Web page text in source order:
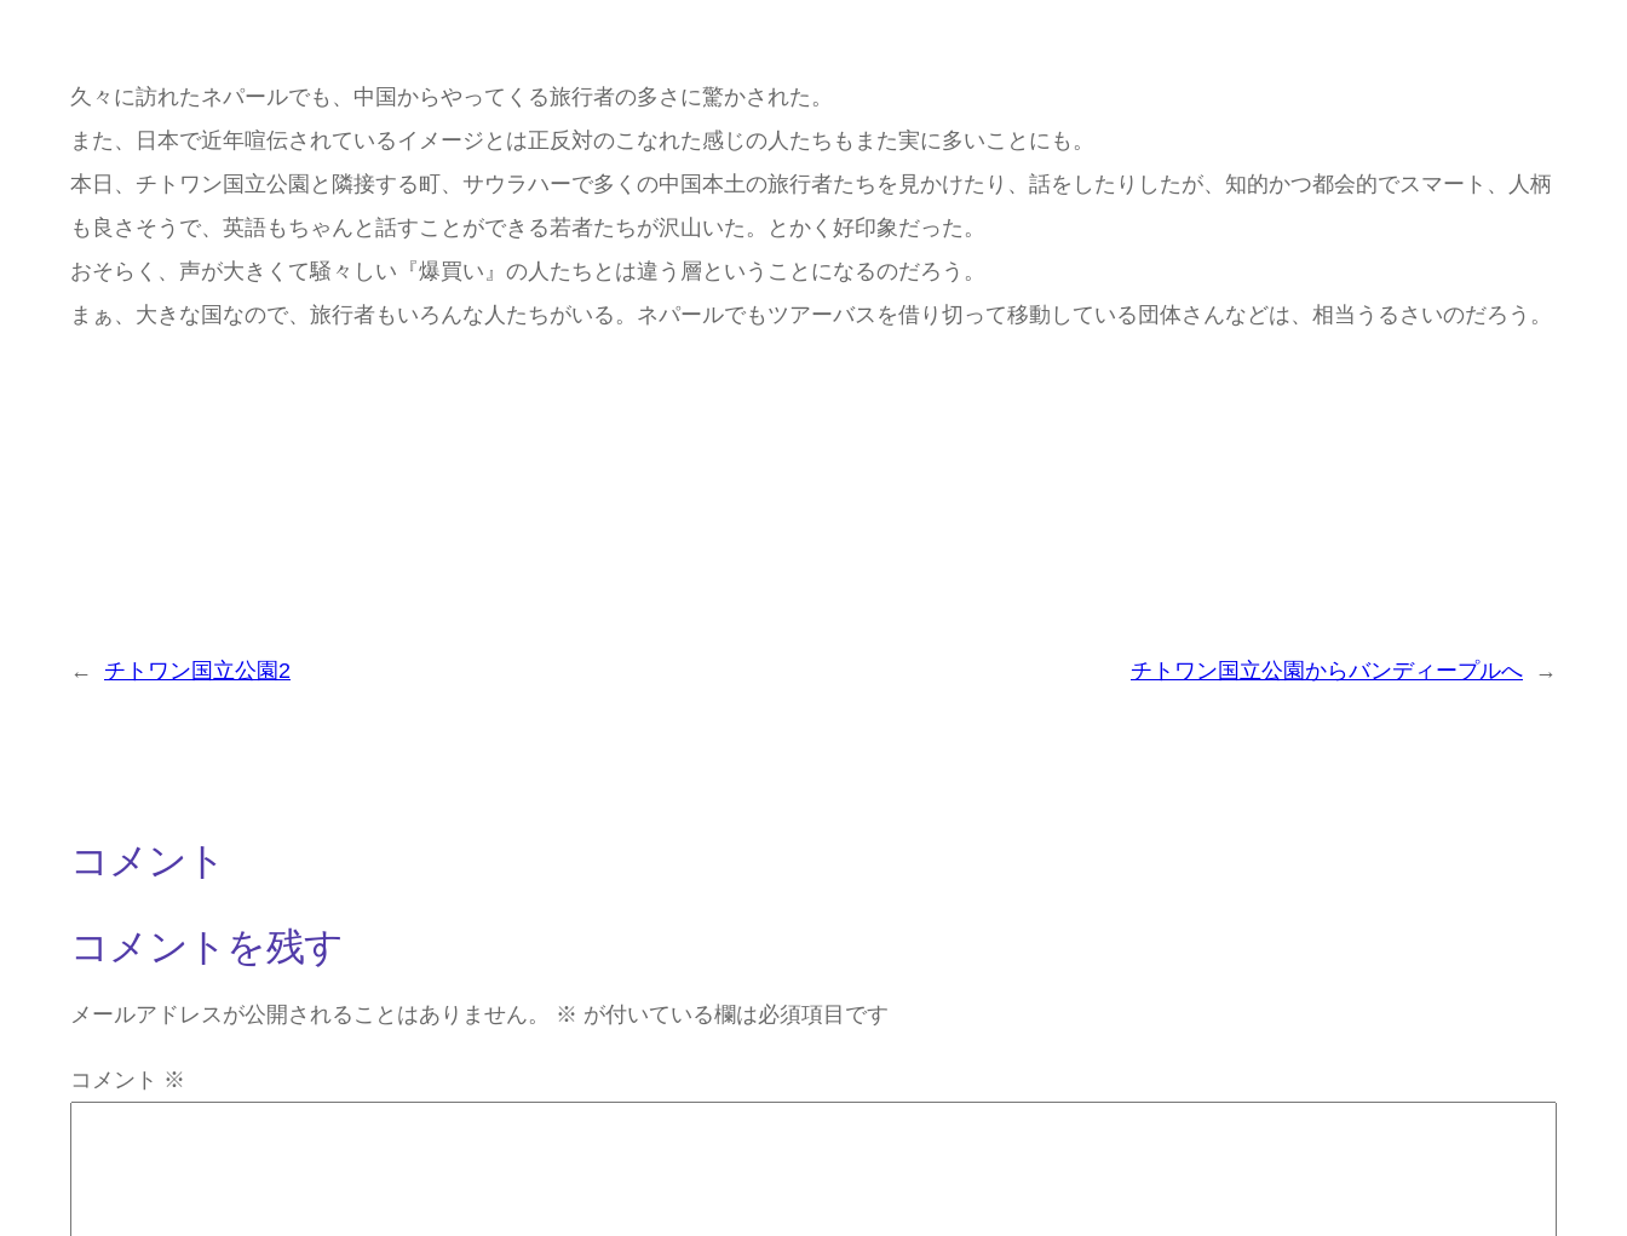
久々に訪れたネパールでも、中国からやってくる旅行者の多さに驚かされた。
また、日本で近年喧伝されているイメージとは正反対のこなれた感じの人たちもまた実に多いことにも。
本日、チトワン国立公園と隣接する町、サウラハーで多くの中国本土の旅行者たちを見かけたり、話をしたりしたが、知的かつ都会的でスマート、人柄
も良さそうで、英語もちゃんと話すことができる若者たちが沢山いた。とかく好印象だった。
おそらく、声が大きくて騒々しい『爆買い』の人たちとは違う層ということになるのだろう。
まぁ、大きな国なので、旅行者もいろんな人たちがいる。ネパールでもツアーバスを借り切って移動している団体さんなどは、相当うるさいのだろう。
← チトワン国立公園2 チトワン国立公園からバンディープルへ →
コメント
コメントを残す
メールアドレスが公開されることはありません。 ※ が付いている欄は必須項目です
コメント ※